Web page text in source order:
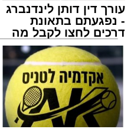
עורך דין דותן לינדנברג
- נפגעתם בתאונת
דרכים לחצו לקבל מה
שמגיע לכם